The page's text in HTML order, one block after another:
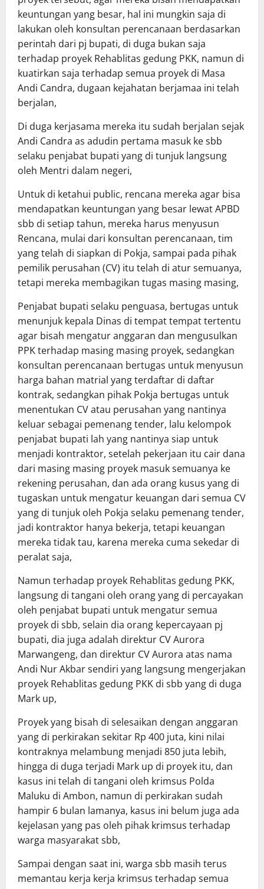
keuntungan yang besar, hal ini mungkin saja di
lakukan oleh konsultan perencanaan berdasarkan
perintah dari pj bupati, di duga bukan saja
terhadap proyek Rehablitas gedung PKK, namun di
kuatirkan saja terhadap semua proyek di Masa
Andi Candra, dugaan kejahatan berjamaa ini telah
berjalan,
Di duga kerjasama mereka itu sudah berjalan sejak
Andi Candra as adudin pertama masuk ke sbb
selaku penjabat bupati yang di tunjuk langsung
oleh Mentri dalam negeri,
Untuk di ketahui public, rencana mereka agar bisa
mendapatkan keuntungan yang besar lewat APBD
sbb di setiap tahun, mereka harus menyusun
Rencana, mulai dari konsultan perencanaan, tim
yang telah di siapkan di Pokja, sampai pada pihak
pemilik perusahan (CV) itu telah di atur semuanya,
tetapi mereka membagikan tugas masing masing,
Penjabat bupati selaku penguasa, bertugas untuk
menunjuk kepala Dinas di tempat tempat tertentu
agar bisah mengatur anggaran dan mengusulkan
PPK terhadap masing masing proyek, sedangkan
konsultan perencanaan bertugas untuk menyusun
harga bahan matrial yang terdaftar di daftar
kontrak, sedangkan pihak Pokja bertugas untuk
menentukan CV atau perusahan yang nantinya
keluar sebagai pemenang tender, lalu kelompok
penjabat bupati lah yang nantinya siap untuk
menjadi kontraktor, setelah pekerjaan itu cair dana
dari masing masing proyek masuk semuanya ke
rekening perusahan, dan ada orang kusus yang di
tugaskan untuk mengatur keuangan dari semua CV
yang di tunjuk oleh Pokja selaku pemenang tender,
jadi kontraktor hanya bekerja, tetapi keuangan
mereka tidak tau, karena mereka cuma sekedar di
peralat saja,
Namun terhadap proyek Rehablitas gedung PKK,
langsung di tangani oleh orang yang di percayakan
oleh penjabat bupati untuk mengatur semua
proyek di sbb, selain dia orang kepercayaan pj
bupati, dia juga adalah direktur CV Aurora
Marwangeng, dan direktur CV Aurora atas nama
Andi Nur Akbar sendiri yang langsung mengerjakan
proyek Rehablitas gedung PKK di sbb yang di duga
Mark up,
Proyek yang bisah di selesaikan dengan anggaran
yang di perkirakan sekitar Rp 400 juta, kini nilai
kontraknya melambung menjadi 850 juta lebih,
hingga di duga terjadi Mark up di proyek itu, dan
kasus ini telah di tangani oleh krimsus Polda
Maluku di Ambon, namun di perkirakan sudah
hampir 6 bulan lamanya, kasus ini belum juga ada
kejelasan yang pas oleh pihak krimsus terhadap
warga masyarakat sbb,
Sampai dengan saat ini, warga sbb masih terus
memantau kerja kerja krimsus terhadap semua